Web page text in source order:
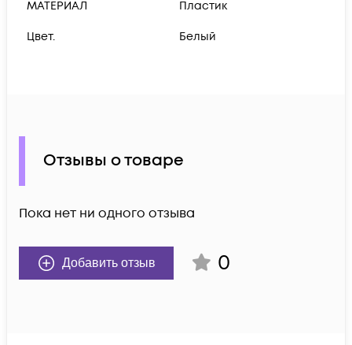
МАТЕРИАЛ Пластик
Цвет. Белый
Отзывы о товаре
Пока нет ни одного отзыва
Добавить отзыв 0